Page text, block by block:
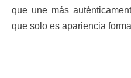
que une más
que solo es apariencia